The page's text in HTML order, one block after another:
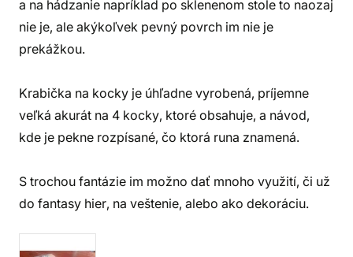
a na hádzanie napríklad po sklenenom stole to naozaj
nie je, ale akýkoľvek pevný povrch im nie je
prekážkou.
Krabička na kocky je úhľadne vyrobená, príjemne
veľká akurát na 4 kocky, ktoré obsahuje, a návod,
kde je pekne rozpísané, čo ktorá runa znamená.
S trochou fantázie im možno dať mnoho využití, či už
do fantasy hier, na veštenie, alebo ako dekoráciu.